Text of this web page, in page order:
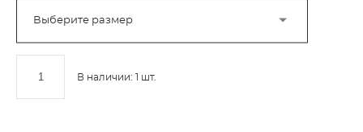
Выберите размер
В наличии: 1 шт.